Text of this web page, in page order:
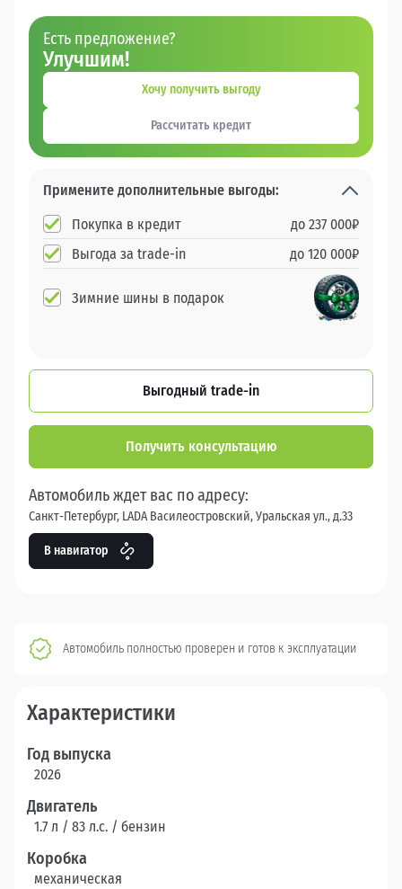
Есть предложение?
Улучшим!
Хочу получить выгоду
Рассчитать кредит
Примените дополнительные выгоды:
Покупка в кредит
до 237 000₽
Выгода за trade-in
до 120 000₽
Зимние шины в подарок
Выгодный trade-in
Получить консультацию
Автомобиль ждет вас по адресу:
Санкт-Петербург, LADA Василеостровский, Уральская ул., д.33
В навигатор
Автомобиль полностью проверен и готов к эксплуатации
Характеристики
Год выпуска
2026
Двигатель
1.7 л / 83 л.c. / бензин
Коробка
механическая